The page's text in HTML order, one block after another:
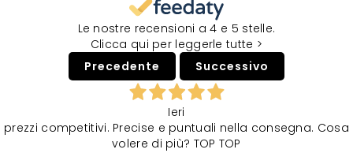
Le nostre recensioni a 4 e 5 stelle.
Clicca qui per leggerle tutte >
Precedente
Successivo
Ieri
prezzi competitivi. Precise e puntuali nella consegna. Cosa
volere di più? TOP TOP